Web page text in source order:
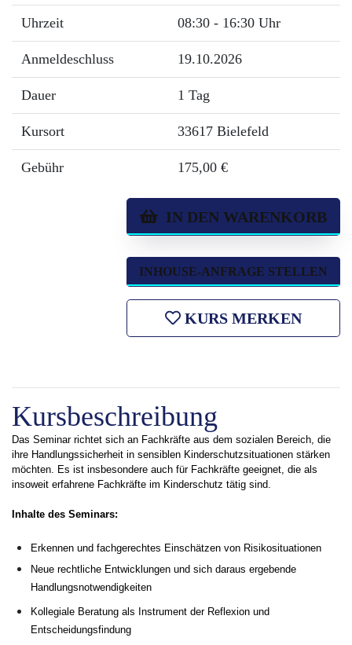
Uhrzeit 08:30 - 16:30 Uhr
Anmeldeschluss 19.10.2026
Dauer 1 Tag
Kursort 33617 Bielefeld
Gebühr 175,00 €
IN DEN WARENKORB
INHOUSE-ANFRAGE STELLEN
KURS MERKEN
Kursbeschreibung
Das Seminar richtet sich an Fachkräfte aus dem sozialen Bereich, die
ihre Handlungssicherheit in sensiblen Kinderschutzsituationen stärken
möchten. Es ist insbesondere auch für Fachkräfte geeignet, die als
insoweit erfahrene Fachkräfte im Kinderschutz tätig sind.
Inhalte des Seminars:
Erkennen und fachgerechtes Einschätzen von Risikosituationen
Neue rechtliche Entwicklungen und sich daraus ergebende
Handlungsnotwendigkeiten
Kollegiale Beratung als Instrument der Reflexion und
Entscheidungsfindung